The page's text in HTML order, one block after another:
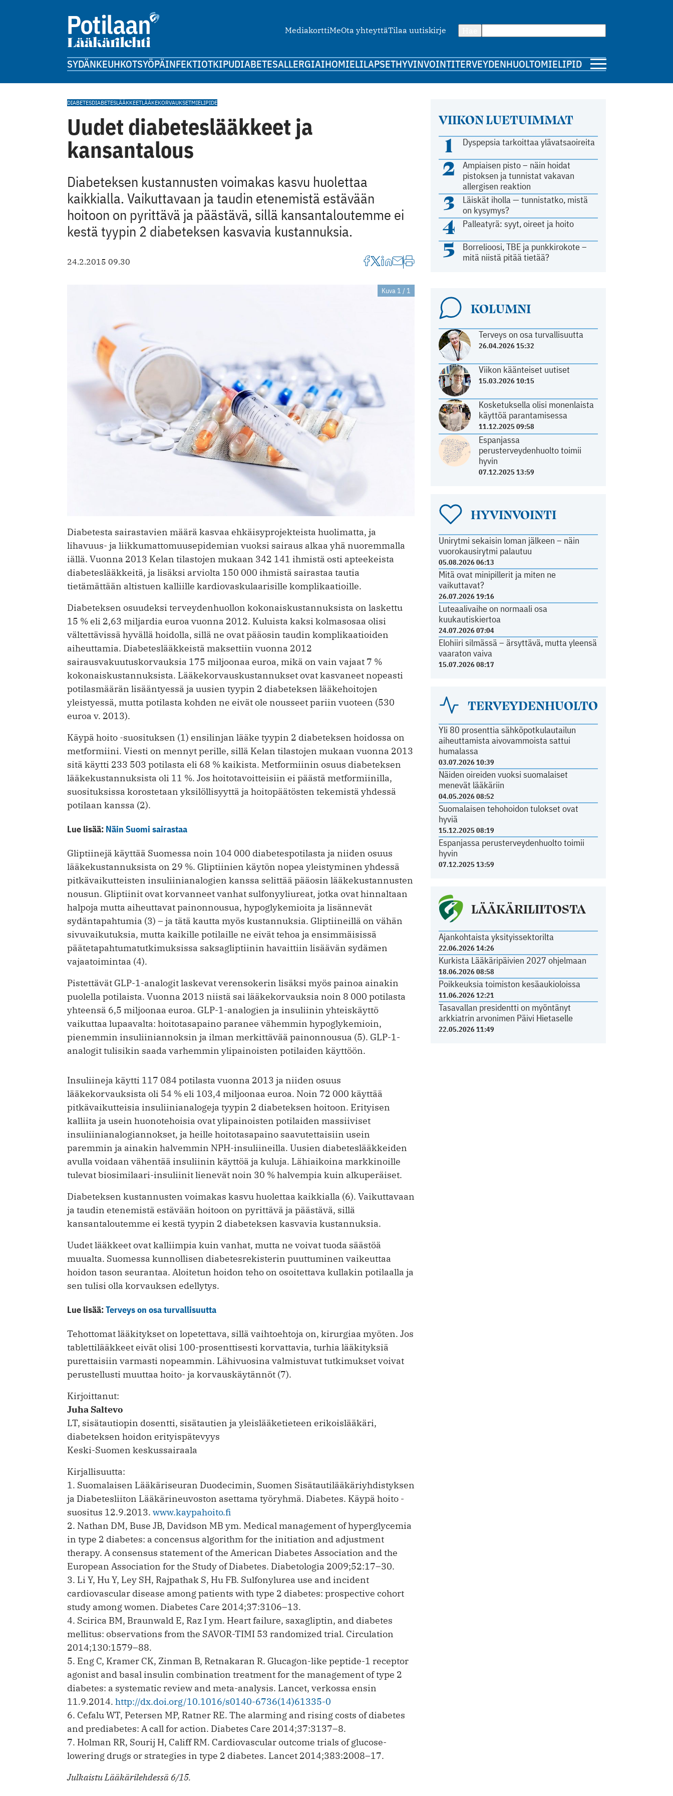
MediakorttiMeOta yhteyttäTilaa uutiskirje
SYDÄNKEUHKOTSYÖPÄINFEKTIOTKIPUDIABETESALLERGIAIHOMIELILAPSETHYVINVOINTITERVEYDENHUOLTOMIELIPIDE
VIIKON LUETUIMMAT
1 Dyspepsia tarkoittaa ylävatsaoireita
2
Ampiaisen pisto – näin hoidat
pistoksen ja tunnistat vakavan
allergisen reaktion
3
Läiskät iholla — tunnistatko, mistä
on kysymys?
4 Palleatyrä: syyt, oireet ja hoito
5
Borrelioosi, TBE ja punkkirokote –
mitä niistä pitää tietää?
KOLUMNI
Terveys on osa turvallisuutta
26.04.2026 15:32
Viikon käänteiset uutiset
15.03.2026 10:15
Kosketuksella olisi monenlaista
käyttöä parantamisessa
11.12.2025 09:58
Espanjassa
perusterveydenhuolto toimii
hyvin
07.12.2025 13:59
HYVINVOINTI
Unirytmi sekaisin loman jälkeen – näin
vuorokausirytmi palautuu
05.08.2026 06:13
Mitä ovat minipillerit ja miten ne
vaikuttavat?
26.07.2026 19:16
Luteaalivaihe on normaali osa
kuukautiskiertoa
24.07.2026 07:04
Elohiiri silmässä – ärsyttävä, mutta yleensä
vaaraton vaiva
15.07.2026 08:17
TERVEYDENHUOLTO
Yli 80 prosenttia sähköpotkulautailun
aiheuttamista aivovammoista sattui
humalassa
03.07.2026 10:39
Näiden oireiden vuoksi suomalaiset
menevät lääkäriin
04.05.2026 08:52
Suomalaisen tehohoidon tulokset ovat
hyviä
15.12.2025 08:19
Espanjassa perusterveydenhuolto toimii
hyvin
07.12.2025 13:59
LÄÄKÄRILIITOSTA
Ajankohtaista yksityissektorilta
22.06.2026 14:26
Kurkista Lääkäripäivien 2027 ohjelmaan
18.06.2026 08:58
Poikkeuksia toimiston kesäaukioloissa
11.06.2026 12:21
Tasavallan presidentti on myöntänyt
arkkiatrin arvonimen Päivi Hietaselle
22.05.2026 11:49
DIABETESDIABETESLÄÄKKEETLÄÄKEKORVAUKSETMIELIPIDE
Uudet diabeteslääkkeet ja
kansantalous
Diabeteksen kustannusten voimakas kasvu huolettaa
kaikkialla. Vaikuttavaan ja taudin etenemistä estävään
hoitoon on pyrittävä ja päästävä, sillä kansantaloutemme ei
kestä tyypin 2 diabeteksen kasvavia kustannuksia.
24.2.2015 09.30
Kuva 1 / 1
Diabetesta sairastavien määrä kasvaa ehkäisyprojekteista huolimatta, ja
lihavuus- ja liikkumattomuusepidemian vuoksi sairaus alkaa yhä nuoremmalla
iällä. Vuonna 2013 Kelan tilastojen mukaan 342 141 ihmistä osti apteekeista
diabeteslääkkeitä, ja lisäksi arviolta 150 000 ihmistä sairastaa tautia
tietämättään altistuen kalliille kardiovaskulaarisille komplikaatioille.
Diabeteksen osuudeksi terveydenhuollon kokonaiskustannuksista on laskettu
15 % eli 2,63 miljardia euroa vuonna 2012. Kuluista kaksi kolmasosaa olisi
vältettävissä hyvällä hoidolla, sillä ne ovat pääosin taudin komplikaatioiden
aiheuttamia. Diabeteslääkkeistä maksettiin vuonna 2012
sairausvakuutuskorvauksia 175 miljoonaa euroa, mikä on vain vajaat 7 %
kokonaiskustannuksista. Lääkekorvauskustannukset ovat kasvaneet nopeasti
potilasmäärän lisääntyessä ja uusien tyypin 2 diabeteksen lääkehoitojen
yleistyessä, mutta potilasta kohden ne eivät ole nousseet pariin vuoteen (530
euroa v. 2013).
Käypä hoito -suosituksen (1) ensilinjan lääke tyypin 2 diabeteksen hoidossa on
metformiini. Viesti on mennyt perille, sillä Kelan tilastojen mukaan vuonna 2013
sitä käytti 233 503 potilasta eli 68 % kaikista. Metformiinin osuus diabeteksen
lääkekustannuksista oli 11 %. Jos hoitotavoitteisiin ei päästä metformiinilla,
suosituksissa korostetaan yksilöllisyyttä ja hoitopäätösten tekemistä yhdessä
potilaan kanssa (2).
Lue lisää: Näin Suomi sairastaa
Gliptiinejä käyttää Suomessa noin 104 000 diabetespotilasta ja niiden osuus
lääkekustannuksista on 29 %. Gliptiinien käytön nopea yleistyminen yhdessä
pitkävaikutteisten insuliinianalogien kanssa selittää pääosin lääkekustannusten
nousun. Gliptiinit ovat korvanneet vanhat sulfonyyliureat, jotka ovat hinnaltaan
halpoja mutta aiheuttavat painonnousua, hypoglykemioita ja lisännevät
sydäntapahtumia (3) – ja tätä kautta myös kustannuksia. Gliptiineillä on vähän
sivuvaikutuksia, mutta kaikille potilaille ne eivät tehoa ja ensimmäisissä
päätetapahtumatutkimuksissa saksagliptiinin havaittiin lisäävän sydämen
vajaatoimintaa (4).
Pistettävät GLP-1-analogit laskevat verensokerin lisäksi myös painoa ainakin
puolella potilaista. Vuonna 2013 niistä sai lääkekorvauksia noin 8 000 potilasta
yhteensä 6,5 miljoonaa euroa. GLP-1-analogien ja insuliinin yhteiskäyttö
vaikuttaa lupaavalta: hoitotasapaino paranee vähemmin hypoglykemioin,
pienemmin insuliiniannoksin ja ilman merkittävää painonnousua (5). GLP-1-
analogit tulisikin saada varhemmin ylipainoisten potilaiden käyttöön.
Insuliineja käytti 117 084 potilasta vuonna 2013 ja niiden osuus
lääkekorvauksista oli 54 % eli 103,4 miljoonaa euroa. Noin 72 000 käyttää
pitkävaikutteisia insuliinianalogeja tyypin 2 diabeteksen hoitoon. Erityisen
kalliita ja usein huonotehoisia ovat ylipainoisten potilaiden massiiviset
insuliinianalogiannokset, ja heille hoitotasapaino saavutettaisiin usein
paremmin ja ainakin halvemmin NPH-insuliineilla. Uusien diabeteslääkkeiden
avulla voidaan vähentää insuliinin käyttöä ja kuluja. Lähiaikoina markkinoille
tulevat biosimilaari-insuliinit lienevät noin 30 % halvempia kuin alkuperäiset.
Diabeteksen kustannusten voimakas kasvu huolettaa kaikkialla (6). Vaikuttavaan
ja taudin etenemistä estävään hoitoon on pyrittävä ja päästävä, sillä
kansantaloutemme ei kestä tyypin 2 diabeteksen kasvavia kustannuksia. ­
Uudet lääkkeet ovat kalliimpia kuin vanhat, mutta ne voivat tuoda säästöä
muualta. Suomessa kunnollisen diabetesrekisterin puuttuminen vaikeuttaa
hoidon tason seurantaa. Aloitetun hoidon teho on osoitettava kullakin potilaalla ja
sen tulisi olla korvauksen edellytys.
Lue lisää:Terveys on osa turvallisuutta
Tehottomat lääkitykset on lopetettava, sillä vaihtoehtoja on, kirurgiaa myöten. Jos
tablettilääkkeet eivät olisi 100-prosenttisesti korvattavia, turhia lääkityksiä
purettaisiin varmasti nopeammin. Lähivuosina valmistuvat tutkimukset voivat
perustellusti muuttaa hoito- ja korvauskäytännöt (7).
Kirjoittanut:
Juha Saltevo
LT, sisätautiopin dosentti, sisätautien ja yleislääketieteen erikoislääkäri,
diabeteksen hoidon erityispätevyys
Keski-Suomen keskussairaala
Kirjallisuutta:
1. Suomalaisen Lääkäriseuran Duodecimin, Suomen Sisätauti­lääkäriyhdistyksen
ja Diabetesliiton Lääkärineuvoston asettama työ­ryhmä. Diabetes. Käypä hoito -
suositus 12.9.2013. www.kaypahoito.fi
2. Nathan DM, Buse JB, Davidson MB ym. Medical management of hyperglycemia
in type 2 diabetes: a concensus algorithm for the initiation and adjustment
therapy. A consensus statement of the American Diabetes Association and the
European Association for the Study of Diabetes. Diabetologia 2009;52:17–30.
3. Li Y, Hu Y, Ley SH, Rajpathak S, Hu FB. Sulfonylurea use and incident
cardiovascular disease among ­patients with type 2 diabetes: ­prospective cohort
study among women. Diabetes Care 2014;37:3106–13.
4. Scirica BM, Braunwald E, Raz I ym. Heart failure, saxagliptin, and diabetes
mellitus: observations from the SAVOR-TIMI 53 randomized trial. Circulation
2014;130:1579–88.
5. Eng C, Kramer CK, Zinman B, ­Retnakaran R. Glucagon-like peptide-1 receptor
agonist and basal insulin combination treatment for the management of type 2
diabetes: a systematic review and meta-analysis. Lancet, verkossa ensin
11.9.2014. http://dx.doi.org/10.1016/s0140-6736(14)61335-0
6. Cefalu WT, Petersen MP, Ratner RE. The alarming and rising costs of diabetes
and prediabetes: A call for action. Diabetes Care 2014;37:3137–8.
7. Holman RR, Sourij H, Califf RM. Cardiovascular outcome trials of glucose-
lowering drugs or strategies in type 2 diabetes. Lancet 2014;383:2008–17.
Julkaistu Lääkärilehdessä 6/15.